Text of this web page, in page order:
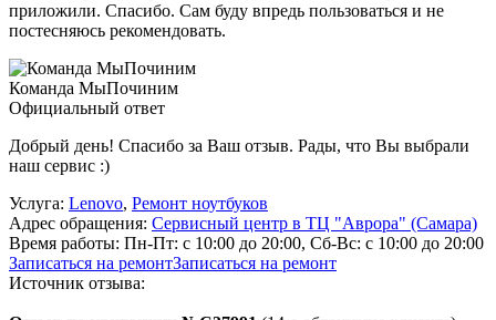
приложили. Спасибо. Сам буду впредь пользоваться и не
постесняюсь рекомендовать.
Команда МыПочиним
Официальный ответ
Добрый день! Спасибо за Ваш отзыв. Рады, что Вы выбрали
наш сервис :)
Услуга: Lenovo, Ремонт ноутбуков
Адрес обращения: Сервисный центр в ТЦ "Аврора" (Самара)
Время работы: Пн-Пт: с 10:00 до 20:00, Сб-Вс: с 10:00 до 20:00
Записаться на ремонтЗаписаться на ремонт
Источник отзыва: